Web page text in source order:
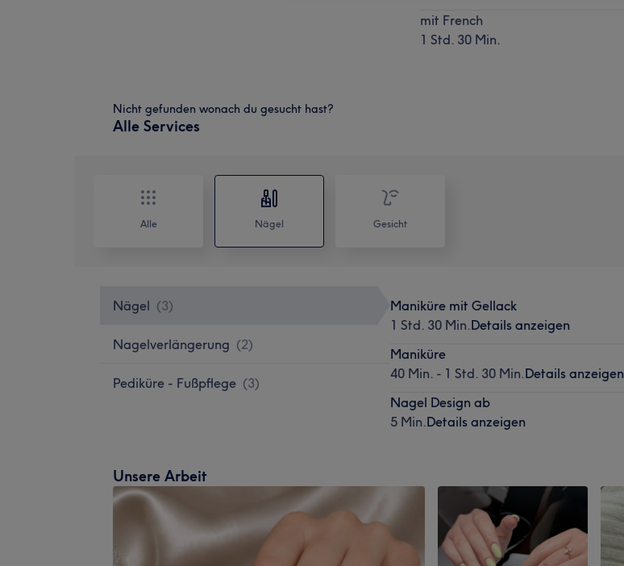
mit French
1 Std. 30 Min.
Nicht gefunden wonach du gesucht hast?
Alle Services
Alle Nägel Gesicht
Nägel (3)
Nagelverlängerung (2)
Pediküre - Fußpflege (3)
Maniküre mit Gellack
1 Std. 30 Min.Details anzeigen
Maniküre
40 Min. - 1 Std. 30 Min.Details anzeigen
Nagel Design ab
5 Min.Details anzeigen
Unsere Arbeit